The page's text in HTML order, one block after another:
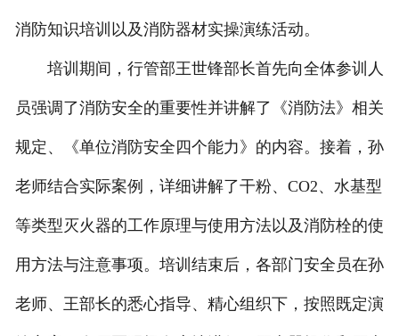
消防知识培训以及消防器材实操演练活动。
培训期间，行管部王世锋部长首先向全体参训人
员强调了消防安全的重要性并讲解了《消防法》相关
规定、《单位消防安全四个能力》的内容。接着，孙
老师结合实际案例，详细讲解了干粉、CO2、水基型
等类型灭火器的工作原理与使用方法以及消防栓的使
用方法与注意事项。培训结束后，各部门安全员在孙
老师、王部长的悉心指导、精心组织下，按照既定演